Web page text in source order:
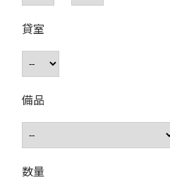
貸室
備品
数量